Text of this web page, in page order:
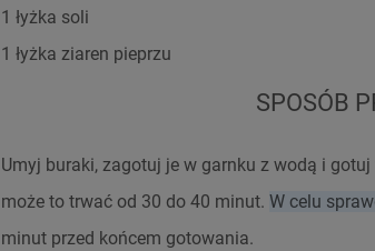
1 łyżka soli
1 łyżka ziaren pieprzu
SPOSÓB
Umyj buraki, zagotuj je w garnku z wodą i
może to trwać od 30 do 40 minut. W celu
minut przed końcem gotowania.